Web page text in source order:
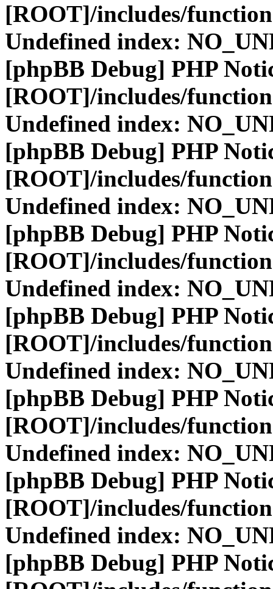
[ROOT]/includes/
Undefined index:
[phpBB Debug] PHP
[ROOT]/includes/
Undefined index:
[phpBB Debug] PHP
[ROOT]/includes/
Undefined index:
[phpBB Debug] PHP
[ROOT]/includes/
Undefined index:
[phpBB Debug] PHP
[ROOT]/includes/
Undefined index:
[phpBB Debug] PHP
[ROOT]/includes/
Undefined index:
[phpBB Debug] PHP
[ROOT]/includes/
Undefined index:
[phpBB Debug] PHP